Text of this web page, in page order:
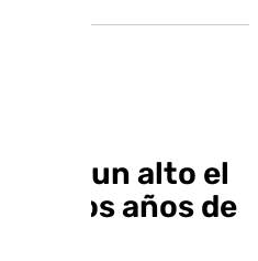
un alto el
dos años de